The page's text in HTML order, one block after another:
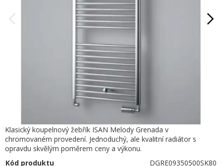
Klasický koupelnový žebřík ISAN Melody Grenada v
chromovaném provedení. Jednoduchý, ale kvalitní radiátor s
opravdu skvělým poměrem ceny a výkonu.
Kód produktu
DGRE09350500SK80